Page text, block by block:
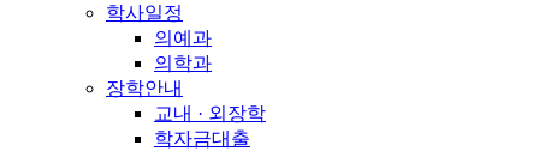
학사일정
의예과
의학과
장학안내
교내 · 외장학
학자금대출